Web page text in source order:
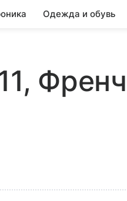
Одежда и обувь